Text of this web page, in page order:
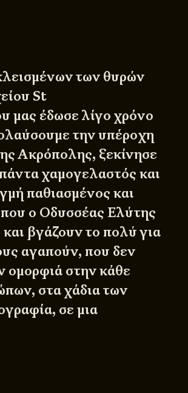
των θυρών
St
μας έδωσε λίγο χρόνο
την υπέροχη
Ακρόπολης, ξεκίνησε
χαμογελαστός και
παθιασμένος και
ο Οδυσσέας Ελύτης
βγάζουν το πολύ για
αγαπούν, που δεν
ομορφιά στην κάθε
στα χάδια των
σε μια